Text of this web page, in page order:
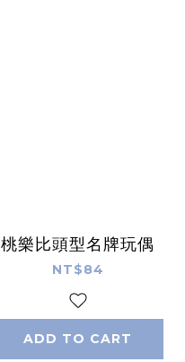
桃樂比頭型名牌玩偶
NT$84
ADD TO CART